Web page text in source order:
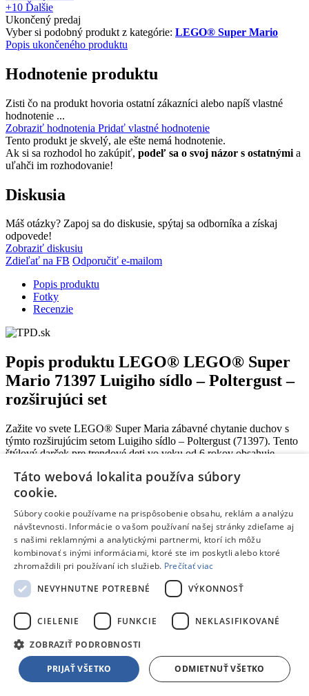
+10 Ďalšie
Ukončený predaj
Vyber si podobný produkt z kategórie: LEGO® Super Mario
Popis ukončeného produktu
Hodnotenie produktu
Zisti čo na produkt hovoria ostatní zákazníci alebo napíš vlastné
hodnotenie ...
Zobraziť hodnotenia Pridať vlastné hodnotenie
Tento produkt je skvelý, ale ešte nemá hodnotenie.
Ak si sa rozhodol ho zakúpiť, podeľ sa o svoj názor s ostatnými a
uľahči im rozhodovanie!
Diskusia
Máš otázky? Zapoj sa do diskusie, spýtaj sa odborníka a získaj
odpovede!
Zobraziť diskusiu
Zdieľať na FB Odporučiť e-mailom
Popis produktu
Fotky
Recenzie
Popis produktu LEGO® LEGO® Super
Mario 71397 Luigiho sídlo – Poltergust –
rozširujúci set
Zažite vo svete LEGO® Super Maria zábavné chytanie duchov s
týmto rozširujúcim setom Luigiho sídlo – Poltergust (71397). Tento
štýlový darček pre trendové deti vo veku od 6 rokov obsahuje
s možnosťou pripojenia klasického nadstavca alebo Strobulb.
Nechýba ani štartovacia doštička a stroj v labáku, z ktorého získate
porazíte nepriateľského Gold Ghosta. (Poznámka: na interaktívnu
hru potrebujete štartovací set 71387 alebo 71360.)
Zoznámte sa s profesorom
Súčasťou setu je aj figúrka LEGO profesora E. Gadda, modely jedu
návod a inšpiratívne tipy na zábavné a kreatívne spôsoby stavania a
hrania.
Hrajte spolu
Táto webová lokalita používa súbory
cookie.
Súbory cookie používame na prispôsobenie obsahu, reklám a analýzu
návštevnosti. Informácie o vašom používaní našej stránky zdieľame aj
s našimi reklamnými a analytickými partnermi, ktorí ich môžu
kombinovať s inými informáciami, ktoré ste im poskytli alebo ktoré
zhromaždili pri používaní ich služieb. Prečítať viac
NEVYHNUTNE POTREBNÉ
VÝKONNOSŤ
CIELENIE FUNKCIE NEKLASIFIKOVANÉ
ZOBRAZIŤ PODROBNOSTI
PRIJAŤ VŠETKO ODMIETNUŤ VŠETKO